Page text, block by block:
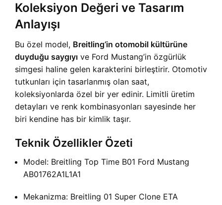
Koleksiyon Değeri ve Tasarım
Anlayışı
Bu özel model, Breitling’in otomobil kültürüne
duyduğu saygıyı ve Ford Mustang’in özgürlük
simgesi haline gelen karakterini birleştirir. Otomotiv
tutkunları için tasarlanmış olan saat,
koleksiyonlarda özel bir yer edinir. Limitli üretim
detayları ve renk kombinasyonları sayesinde her
biri kendine has bir kimlik taşır.
Teknik Özellikler Özeti
Model: Breitling Top Time B01 Ford Mustang
AB01762A1L1A1
Mekanizma: Breitling 01 Super Clone ETA